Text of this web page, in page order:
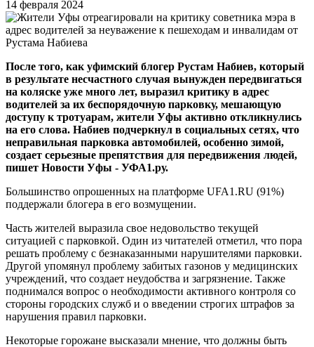
14 февраля 2024
После того, как уфимский блогер Рустам Набиев, который
в результате несчастного случая вынужден передвигаться
на коляске уже много лет, выразил критику в адрес
водителей за их беспорядочную парковку, мешающую
доступу к тротуарам, жители Уфы активно откликнулись
на его слова. Набиев подчеркнул в социальных сетях, что
неправильная парковка автомобилей, особенно зимой,
создает серьезные препятствия для передвижения людей,
пишет Новости Уфы - УФА1.ру.
Большинство опрошенных на платформе UFA1.RU (91%)
поддержали блогера в его возмущении.
Часть жителей выразила свое недовольство текущей
ситуацией с парковкой. Один из читателей отметил, что пора
решать проблему с безнаказанными нарушителями парковки.
Другой упомянул проблему забитых газонов у медицинских
учреждений, что создает неудобства и загрязнение. Также
поднимался вопрос о необходимости активного контроля со
стороны городских служб и о введении строгих штрафов за
нарушения правил парковки.
Некоторые горожане высказали мнение, что должны быть